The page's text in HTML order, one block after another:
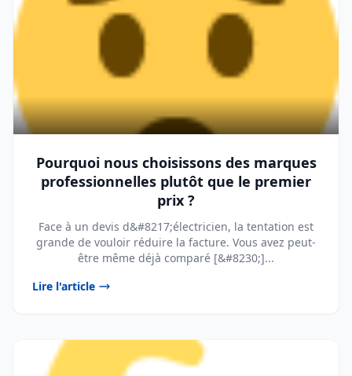
Pourquoi nous choisissons des marques
professionnelles plutôt que le premier
prix ?
Face à un devis d&#8217;électricien, la tentation est
grande de vouloir réduire la facture. Vous avez peut-
être même déjà comparé [&#8230;]...
Lire l'article